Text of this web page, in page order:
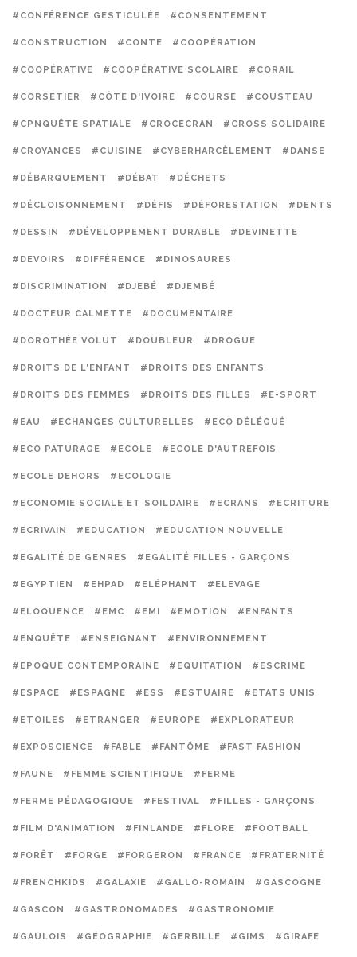
#CONFÉRENCE GESTICULÉE #CONSENTEMENT
#CONSTRUCTION #CONTE #COOPÉRATION
#COOPÉRATIVE #COOPÉRATIVE SCOLAIRE #CORAIL
#CORSETIER #CÔTE D'IVOIRE #COURSE #COUSTEAU
#CPNQUÊTE SPATIALE #CROCECRAN #CROSS SOLIDAIRE
#CROYANCES #CUISINE #CYBERHARCÈLEMENT #DANSE
#DÉBARQUEMENT #DÉBAT #DÉCHETS
#DÉCLOISONNEMENT #DÉFIS #DÉFORESTATION #DENTS
#DESSIN #DÉVELOPPEMENT DURABLE #DEVINETTE
#DEVOIRS #DIFFÉRENCE #DINOSAURES
#DISCRIMINATION #DJEBÉ #DJEMBÉ
#DOCTEUR CALMETTE #DOCUMENTAIRE
#DOROTHÉE VOLUT #DOUBLEUR #DROGUE
#DROITS DE L'ENFANT #DROITS DES ENFANTS
#DROITS DES FEMMES #DROITS DES FILLES #E-SPORT
#EAU #ECHANGES CULTURELLES #ECO DÉLÉGUÉ
#ECO PATURAGE #ECOLE #ECOLE D'AUTREFOIS
#ECOLE DEHORS #ECOLOGIE
#ECONOMIE SOCIALE ET SOILDAIRE #ECRANS #ECRITURE
#ECRIVAIN #EDUCATION #EDUCATION NOUVELLE
#EGALITÉ DE GENRES #EGALITÉ FILLES - GARÇONS
#EGYPTIEN #EHPAD #ELÉPHANT #ELEVAGE
#ELOQUENCE #EMC #EMI #EMOTION #ENFANTS
#ENQUÊTE #ENSEIGNANT #ENVIRONNEMENT
#EPOQUE CONTEMPORAINE #EQUITATION #ESCRIME
#ESPACE #ESPAGNE #ESS #ESTUAIRE #ETATS UNIS
#ETOILES #ETRANGER #EUROPE #EXPLORATEUR
#EXPOSCIENCE #FABLE #FANTÔME #FAST FASHION
#FAUNE #FEMME SCIENTIFIQUE #FERME
#FERME PÉDAGOGIQUE #FESTIVAL #FILLES - GARÇONS
#FILM D'ANIMATION #FINLANDE #FLORE #FOOTBALL
#FORÊT #FORGE #FORGERON #FRANCE #FRATERNITÉ
#FRENCHKIDS #GALAXIE #GALLO-ROMAIN #GASCOGNE
#GASCON #GASTRONOMADES #GASTRONOMIE
#GAULOIS #GÉOGRAPHIE #GERBILLE #GIMS #GIRAFE